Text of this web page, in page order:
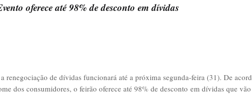
oferece até 98% de desconto em dívidas
renegociação de dívidas funcionará até a próxima segunda-feira (31). De
dos consumidores, o feirão oferece até 98% de desconto em dívidas que